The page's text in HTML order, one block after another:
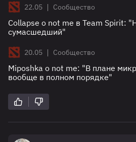
22.05 | Сообщество
Collapse о not me в Team Spirit:
сумасшедший"
20.05 | Сообщество
Miposhka о not me: "В плане
вообще в полном порядке"